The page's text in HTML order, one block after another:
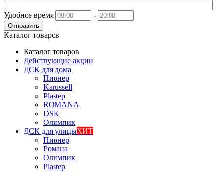
Удобное время -
Отправить
Каталог товаров
Каталог товаров
Действующие акции
ДСК для дома
Пионер
Karussell
Plastep
ROMANA
DSK
Олимпик
ДСК для улицыХИТ
Пионер
Романа
Олимпик
Plastep